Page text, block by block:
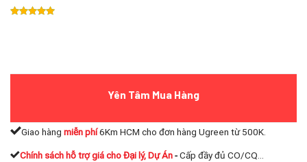
Yên Tâm Mua Hàng
Giao hàng miễn phí6Km HCM cho đơn hàng Ugreen từ 500K.
Chính sách hỗ trợ giá cho Đại lý, Dự Án-Cấp đầy đủ CO/CQ...